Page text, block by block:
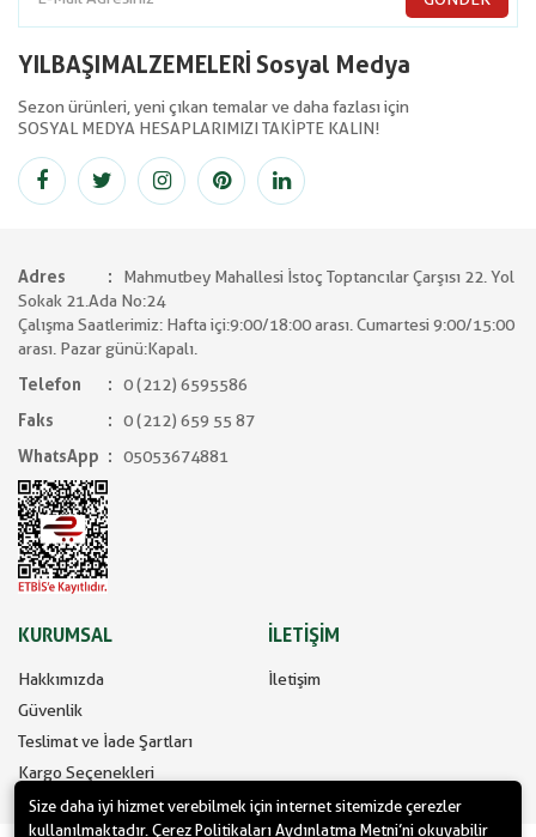
YILBAŞIMALZEMELERİ Sosyal Medya
Sezon ürünleri, yeni çıkan temalar ve daha fazlası için
SOSYAL MEDYA HESAPLARIMIZI TAKİPTE KALIN!
Adres
Mahmutbey Mahallesi İstoç Toptancılar Çarşısı 22. Yol
Sokak 21.Ada No:24
Çalışma Saatlerimiz: Hafta içi:9:00/18:00 arası. Cumartesi 9:00/15:00
arası. Pazar günü:Kapalı.
Telefon
0 (212) 6595586
Faks
0 (212) 659 55 87
WhatsApp
05053674881
KURUMSAL
Hakkımızda
Güvenlik
Teslimat ve İade Şartları
Kargo Seçenekleri
İLETİŞİM
İletişim
Size daha iyi hizmet verebilmek için internet sitemizde çerezler
kullanılmaktadır. Çerez Politikaları Aydınlatma Metni’ni okuyabilir